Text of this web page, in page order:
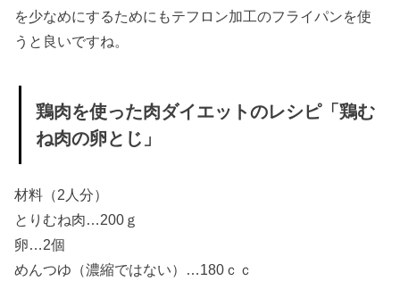
を少なめにするためにもテフロン加工のフライパンを使
うと良いですね。
鶏肉を使った肉ダイエットのレシピ「鶏む
ね肉の卵とじ」
材料（2人分）
とりむね肉…200ｇ
卵…2個
めんつゆ（濃縮ではない）…180ｃｃ